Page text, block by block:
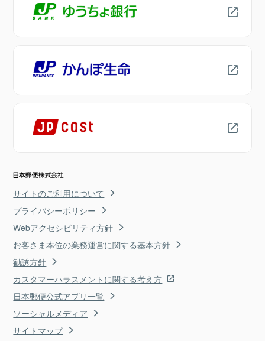
サイトのご利用について
プライバシーポリシー
Webアクセシビリティ方針
お客さま本位の業務運営に関する基本方針
勧誘方針
カスタマーハラスメントに関する考え方
日本郵便公式アプリ一覧
ソーシャルメディア
サイトマップ